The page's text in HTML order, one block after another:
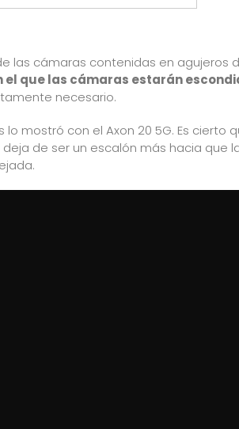
las cámaras contenidas en agujeros
el que las cámaras estarán
necesario.
lo mostró con el Axon 20 5G. Es cierto
deja de ser un escalón más hacia que